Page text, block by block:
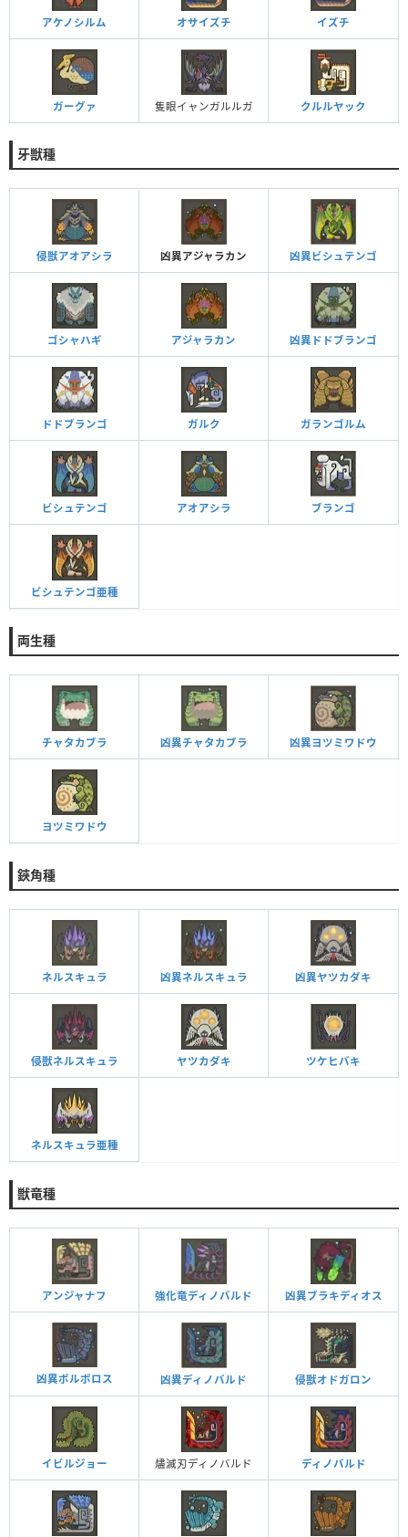
アケノシルム オサイズチ イズチ
ガーグァ 隻眼イャンガルルガ クルルヤック
牙獣種
侵獣アオアシラ 凶異アジャラカン 凶異ビシュテンゴ
ゴシャハギ アジャラカン 凶異ドドブランゴ
ドドブランゴ ガルク ガランゴルム
ビシュテンゴ アオアシラ ブランゴ
ビシュテンゴ亜種
両生種
チャタカブラ 凶異チャタカブラ 凶異ヨツミワドウ
ヨツミワドウ
鋏角種
ネルスキュラ 凶異ネルスキュラ 凶異ヤツカダキ
侵獣ネルスキュラ ヤツカダキ ツケヒバキ
ネルスキュラ亜種
獣竜種
アンジャナフ 強化竜ディノバルド 凶異ブラキディオス
凶異ボルボロス 凶異ディノバルド 侵獣オドガロン
イビルジョー 燼滅刃ディノバルド ディノバルド